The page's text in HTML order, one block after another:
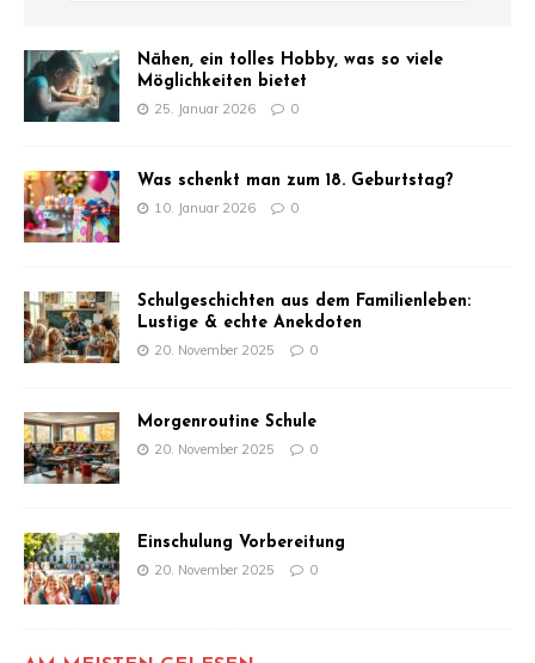
Nähen, ein tolles Hobby, was so viele
Möglichkeiten bietet
25. Januar 2026 0
Was schenkt man zum 18. Geburtstag?
10. Januar 2026 0
Schulgeschichten aus dem Familienleben:
Lustige & echte Anekdoten
20. November 2025 0
Morgenroutine Schule
20. November 2025 0
Einschulung Vorbereitung
20. November 2025 0